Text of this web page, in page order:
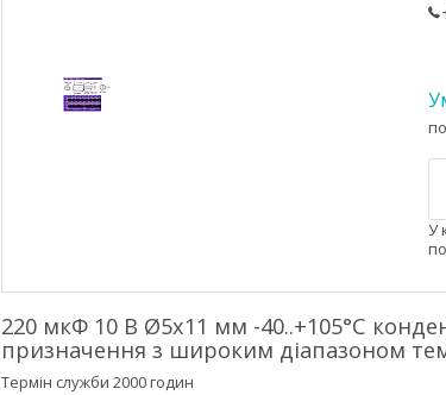
У
220 мкФ 10 В Ø5х11 мм -40..+105°C
призначення з широким діапазоном
Термін служби 2000 годин